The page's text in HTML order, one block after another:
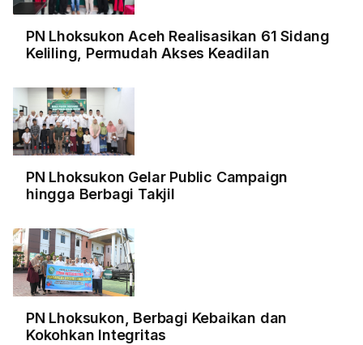
PN Lhoksukon Aceh Realisasikan 61 Sidang
Keliling, Permudah Akses Keadilan
PN Lhoksukon Gelar Public Campaign
hingga Berbagi Takjil
PN Lhoksukon, Berbagi Kebaikan dan
Kokohkan Integritas